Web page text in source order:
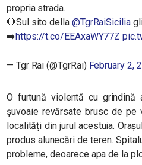
propria strada.
🛑Sul sito della @TgrRaiSiciliagli
➡️https://t.co/EEAxaWY77Z
— Tgr Rai (@TgrRai) February 2,
O furtună violentă cu grindină
șuvoaie revărsate brusc de pe
localități din jurul acestuia.
produs alunecări de teren.
probleme, deoarece apa de la